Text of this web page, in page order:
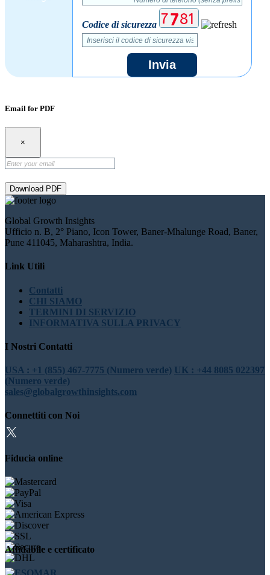
Codice di sicurezza
Invia
Email for PDF
×
Download PDF
Global Growth Insights
Ufficio n. B, 2° Piano, Icon Tower, Baner-Mhalunge Road, Baner,
Pune 411045, Maharashtra, India.
Link Utili
Contatti
CHI SIAMO
TERMINI DI SERVIZIO
INFORMATIVA SULLA PRIVACY
I Nostri Contatti
USA : +1 (855) 467-7775 (Numero verde) UK : +44 8085 022397
(Numero verde)
sales@globalgrowthinsights.com
Connettiti con Noi
Fiducia online
Affidabile e certificato